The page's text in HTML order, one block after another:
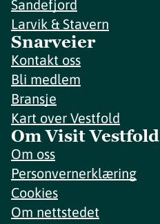
Sandefjord
Larvik & Stavern
Snarveier
Kontakt oss
Bli medlem
Bransje
Kart over Vestfold
Om Visit Vestfold
Om oss
Personvernerklæring
Cookies
Om nettstedet